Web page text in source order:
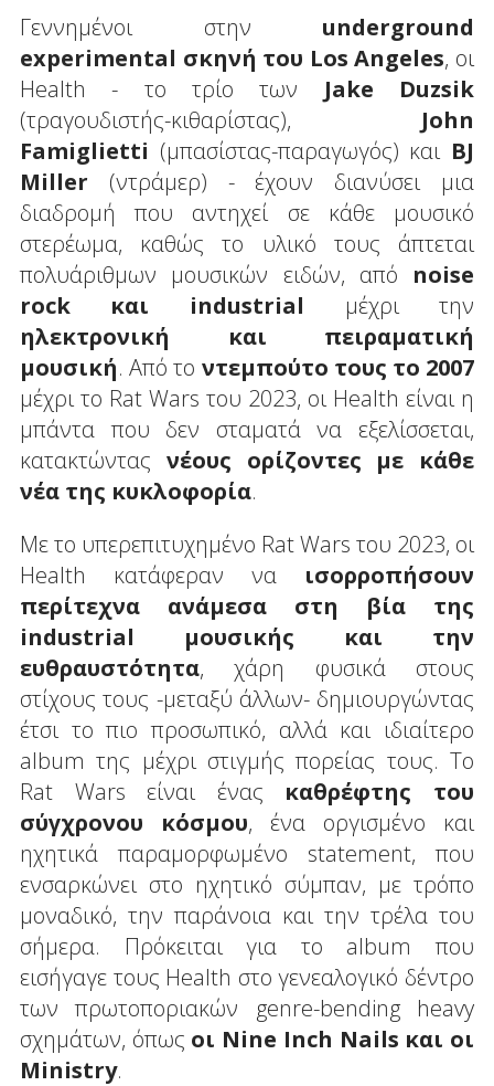
Γεννημένοι στην underground
experimental σκηνή του Los Angeles, οι
Health - το τρίο των Jake Duzsik
(τραγουδιστής-κιθαρίστας), John
Famiglietti (μπασίστας-παραγωγός) και BJ
Miller (ντράμερ) - έχουν διανύσει μια
διαδρομή που αντηχεί σε κάθε μουσικό
στερέωμα, καθώς το υλικό τους άπτεται
πολυάριθμων μουσικών ειδών, από noise
rock και industrial μέχρι την
ηλεκτρονική και πειραματική
μουσική. Από το ντεμπούτο τους το 2007
μέχρι το Rat Wars του 2023, οι Health είναι η
μπάντα που δεν σταματά να εξελίσσεται,
κατακτώντας νέους ορίζοντες με κάθε
νέα της κυκλοφορία.
Με το υπερεπιτυχημένο Rat Wars του 2023, οι
Health κατάφεραν να ισορροπήσουν
περίτεχνα ανάμεσα στη βία της
industrial μουσικής και την
ευθραυστότητα, χάρη φυσικά στους
στίχους τους -μεταξύ άλλων- δημιουργώντας
έτσι το πιο προσωπικό, αλλά και ιδιαίτερο
album της μέχρι στιγμής πορείας τους. Το
Rat Wars είναι ένας καθρέφτης του
σύγχρονου κόσμου, ένα οργισμένο και
ηχητικά παραμορφωμένο statement, που
ενσαρκώνει στο ηχητικό σύμπαν, με τρόπο
μοναδικό, την παράνοια και την τρέλα του
σήμερα. Πρόκειται για το album που
εισήγαγε τους Health στο γενεαλογικό δέντρο
των πρωτοποριακών genre-bending heavy
σχημάτων, όπως οι Nine Inch Nails και οι
Ministry.